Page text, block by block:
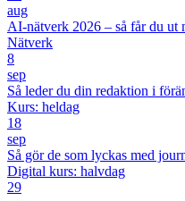
aug
AI-nätverk 2026 – så får du ut
Nätverk
8
sep
Så leder du din redaktion i
Kurs: heldag
18
sep
Så gör de som lyckas med
Digital kurs: halvdag
29